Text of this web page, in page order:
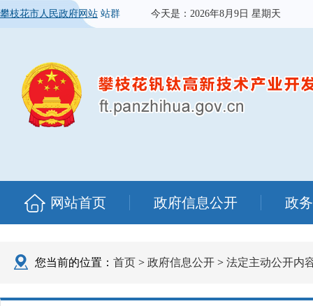
攀枝花市人民政府网站 站群 今天是： 2026年8月9日 星期天
网站首页 政府信息公开 政
您当前的位置： 首页 > 政府信息公开 > 法定主动公开内